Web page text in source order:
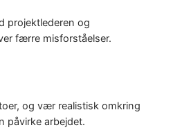
projektlederen og
færre misforståelser.
og vær realistisk omkring
påvirke arbejdet.